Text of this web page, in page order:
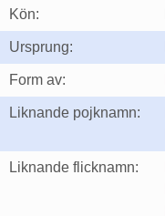
Kön:
Ursprung:
Form av:
Liknande pojknamn:
Liknande flicknamn: